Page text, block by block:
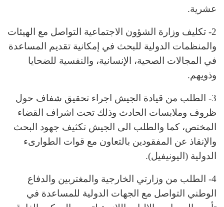
عشرية.
2- تكليف وزارة الشؤون الاجتماعية التواصل مع الهيئات
والمنظمات الدولية للبحث في إمكانية تقديم المساعدة
في المجالات الصحية، الإنسانية، والنفسية للضحايا
وذويهم.
3- الطلب من قيادة الجيش اجراء تحقيق شفاف حول
ظروف وملابسات الحادث وذلك تحت اشراف القضاء
المختص، كما والطلب الى الجيش تكثيف جهود البحث
والإنقاذ عن المفقودين بالتعاون مع قوات الطوارىء
الدولية (اليونيفيل).
4- الطلب من وزارتي الخارجية والمغتربين والدفاع
الوطني التواصل مع الجهات الدولية للمساعدة في